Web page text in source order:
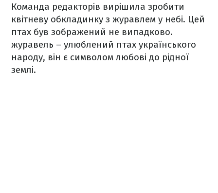
Команда редакторів вирішила зробити
квітневу обкладинку з журавлем у небі. Цей
птах був зображений не випадково.
журавель – улюблений птах українського
народу, він є символом любові до рідної
землі.